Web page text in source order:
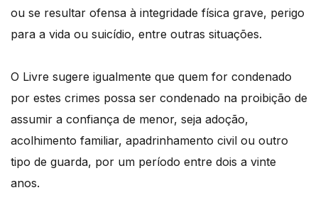
ou se resultar ofensa à integridade física grave, perigo
para a vida ou suicídio, entre outras situações.
O Livre sugere igualmente que quem for condenado
por estes crimes possa ser condenado na proibição de
assumir a confiança de menor, seja adoção,
acolhimento familiar, apadrinhamento civil ou outro
tipo de guarda, por um período entre dois a vinte
anos.